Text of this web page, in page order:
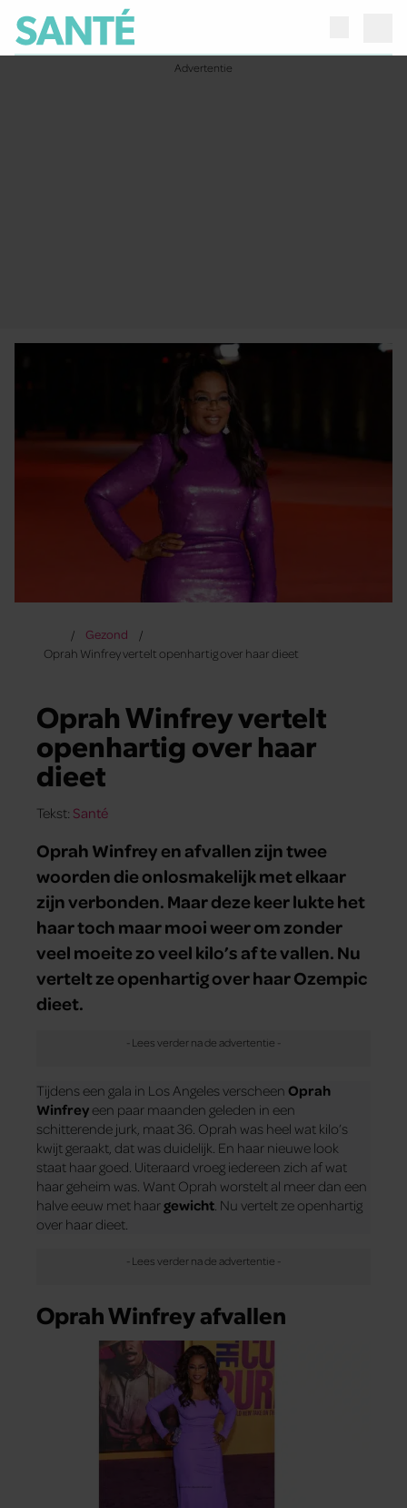
Gezond
Oprah Winfrey vertelt openhartig over haar dieet
Oprah Winfrey vertelt
openhartig over haar
dieet
Tekst: Santé
Oprah Winfrey en afvallen zijn twee
woorden die onlosmakelijk met elkaar
zijn verbonden. Maar deze keer lukte het
haar toch maar mooi weer om zonder
veel moeite zo veel kilo’s af te vallen. Nu
vertelt ze openhartig over haar Ozempic
dieet.
Tijdens een gala in Los Angeles verscheen Oprah
Winfrey een paar maanden geleden in een
schitterende jurk, maat 36. Oprah was heel wat kilo’s
kwijt geraakt, dat was duidelijk. En haar nieuwe look
staat haar goed. Uiteraard vroeg iedereen zich af wat
haar geheim was. Want Oprah worstelt al meer dan een
halve eeuw met haargewicht. Nu vertelt ze openhartig
over haar dieet.
Oprah Winfrey afvallen